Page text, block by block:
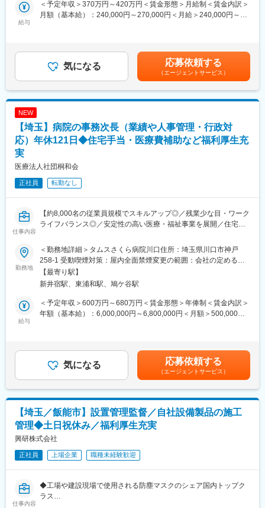
(「リハノメ」「ケアラル」「ナースタディ」)
◇独自のケア評価制度
＜安心のサポート体制＞
◇プリセプター制度で成長を全力サポート
◇E-learningで時間や場所に関係なく学べる
＜充実したお休み・柔軟な働き方＞
に取得可能）
の両立◎）
変更の範囲：会社の定める業務
（具体的な業務）
※歯科医院への訪問は、週3～4日程度。1日あたりの訪問数は2～3
件程度。
※電話や遠隔操作で対応可能な場合は、オフィスでの対応となりま
など
となります。
険制度など、業務に必要な知識を一から説明致します。
・現場配属後は、先輩社員の同行から始めます。
全な独り立ちまでは1年程度かかります。
★ほとんどの先輩社員の方が未経験から入社しており、困ったと
きは周囲の先輩社員が親身に相談に乗ってくれますので、経験、
知識がなくても安心して業務をキャッチアップいただけます。
また、毎月、保険改正内容やシステム不具合の共有などの情報共
有も行っています。
・フルフレックス制度
└ご自身のスケジュールに合わせて、早く業務終了する日程を作
るなど、仕事とプライベートの両立がしやすい環境です。
変更の範囲：会社の定める業務
給与
＜予定年収＞370万円～420万円＜賃金形態＞月給制＜賃金内訳＞
月額（基本給）：240,000円～270,000円＜月給＞240,000円～
残業の設定はありません。賃金はあくまでも目安の金額であり、
選考を通じて上下する可能性があります。月給(月額)は固定手当を
含めた表記です。
気になる 応募依頼する
（エージェントサービス）
NEW
【埼玉】病院の事務次長（業績や人事管理・行政対
応）年休121日◆住宅手当・医療費補助など福利厚生充
実
医療法人社団桐和会
正社員 転勤なし
仕事内容
【約8,000名の従業員規模でスキルアップ◎／残業少な目・ワーク
ライフバランス◎／安定性の高い医療・福祉事業を展開／住宅手
【業務概要】
江戸川区のタムスさくら病院川口（390床）の事務次長（管理
職）を募集いたします。
【業務内容】
病院運営にかかる管理職業務を幅広く担っていただきます。
■スタッフ管理業務
採用、面接対応、人事考課、人員配置、人事労務
■地域連携業務
【タムスさくら病院川口について】
認知症に特化した病院として開院し、現在は地域包括ケア病床や
回復期リハ病床も有する高齢者専門病院として地域医療に貢献し
ています。
■開設：2006年11月
■診療科：内科・精神科・リハビリテーション科
■許可病床：390床
（認知症治療病棟240床、一般病床45床、地域包括ケア病床45
勤務地
＜勤務地詳細＞タムスさくら病院川口住所：埼玉県川口市神戸
258-1 受動喫煙対策：屋内全面禁煙変更の範囲：会社の定める事
業所
【最寄り駅】
新井宿駅、東浦和駅、鳩ケ谷駅
給与
＜予定年収＞600万円～680万円＜賃金形態＞年俸制＜賃金内訳＞
年額（基本給）：6,000,000円～6,800,000円＜月額＞500,000円
き、別途支給します。※年俸制のため賞与の支給はありません。賃
金はあくまでも目安の金額であり、選考を通じて上下する可能性
があります。月給(月額)は固定手当を含めた表記です。
気になる 応募依頼する
（エージェントサービス）
【埼玉／飯能市】設置管理監督／自社設備製品の施工
管理◆土日祝休み／福利厚生充実
興研株式会社
正社員 上場企業 職種未経験歓迎
仕事内容
◆工場や建設現場で使用される防塵マスクのシェア国内トップク
ラス